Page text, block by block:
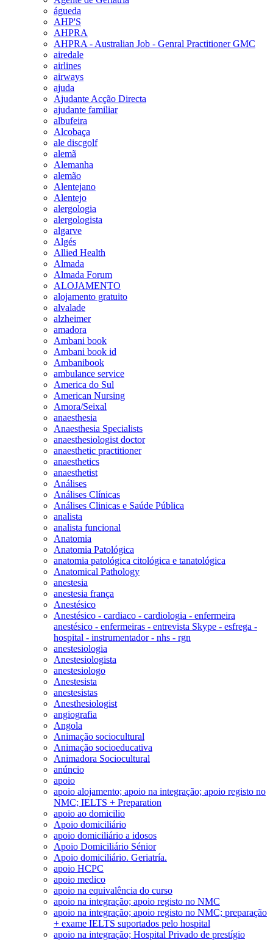
águeda
AHP'S
AHPRA
AHPRA - Australian Job - Genral Practitioner GMC
airedale
airlines
airways
ajuda
Ajudante Acção Directa
ajudante familiar
albufeira
Alcobaça
ale discgolf
alemã
Alemanha
alemão
Alentejano
Alentejo
alergologia
alergologista
algarve
Algés
Allied Health
Almada
Almada Forum
ALOJAMENTO
alojamento gratuito
alvalade
alzheimer
amadora
Ambani book
Ambani book id
Ambanibook
ambulance service
America do Sul
American Nursing
Amora/Seixal
anaesthesia
Anaesthesia Specialists
anaesthesiologist doctor
anaesthetic practitioner
anaesthetics
anaesthetist
Análises
Análises Clínicas
Análises Clinicas e Saúde Pública
analista
analista funcional
Anatomia
Anatomia Patológica
anatomia patológica citológica e tanatológica
Anatomical Pathology
anestesia
anestesia frança
Anestésico
Anestésico - cardiaco - cardiologia - enfermeira
anestésico - enfermeiras - entrevista Skype - esfrega -
hospital - instrumentador - nhs - rgn
anestesiologia
Anestesiologista
anestesiologo
Anestesista
anestesistas
Anesthesiologist
angiografia
Angola
Animação sociocultural
Animação socioeducativa
Animadora Sociocultural
anúncio
apoio
apoio alojamento; apoio na integração; apoio registo no
NMC; IELTS + Preparation
apoio ao domicilio
Apoio domiciliário
apoio domiciliário a idosos
Apoio Domiciliário Sénior
Apoio domiciliário. Geriatría.
apoio HCPC
apoio medico
apoio na equivalência do curso
apoio na integração; apoio registo no NMC
apoio na integração; apoio registo no NMC; preparação
+ exame IELTS suportados pelo hospital
apoio na integração; Hospital Privado de prestígio